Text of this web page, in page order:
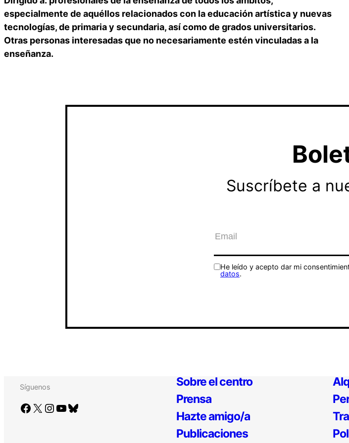
especialmente de aquéllos relacionados con la educación artística y nuevas
tecnologías, de primaria y secundaria, así como de grados universitarios.
Otras personas interesadas que no necesariamente estén vinculadas a la
enseñanza.
Suscríbete a
He leído y acepto dar mi
datos.
Síguenos
Facebook X Instagram YouTube Bluesky
Sobre el centro
Prensa
Hazte amigo/a
Publicaciones